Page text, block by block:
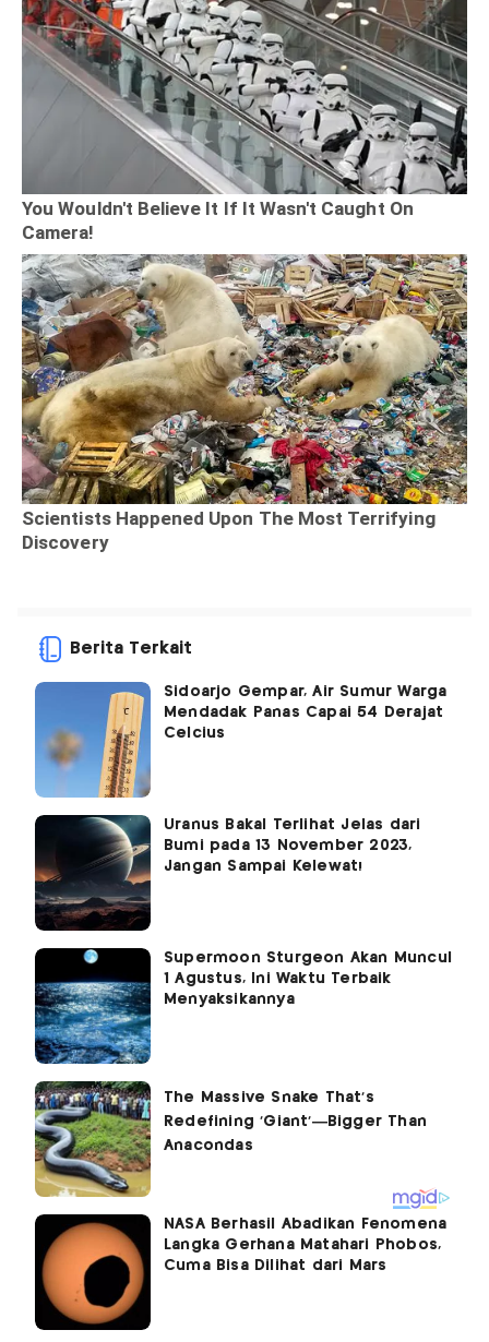
Berita Terkait
Sidoarjo Gempar, Air Sumur Warga
Mendadak Panas Capai 54 Derajat
Celcius
Uranus Bakal Terlihat Jelas dari
Bumi pada 13 November 2023,
Jangan Sampai Kelewat!
Supermoon Sturgeon Akan Muncul
1 Agustus, Ini Waktu Terbaik
Menyaksikannya
NASA Berhasil Abadikan Fenomena
Langka Gerhana Matahari Phobos,
Cuma Bisa Dilihat dari Mars